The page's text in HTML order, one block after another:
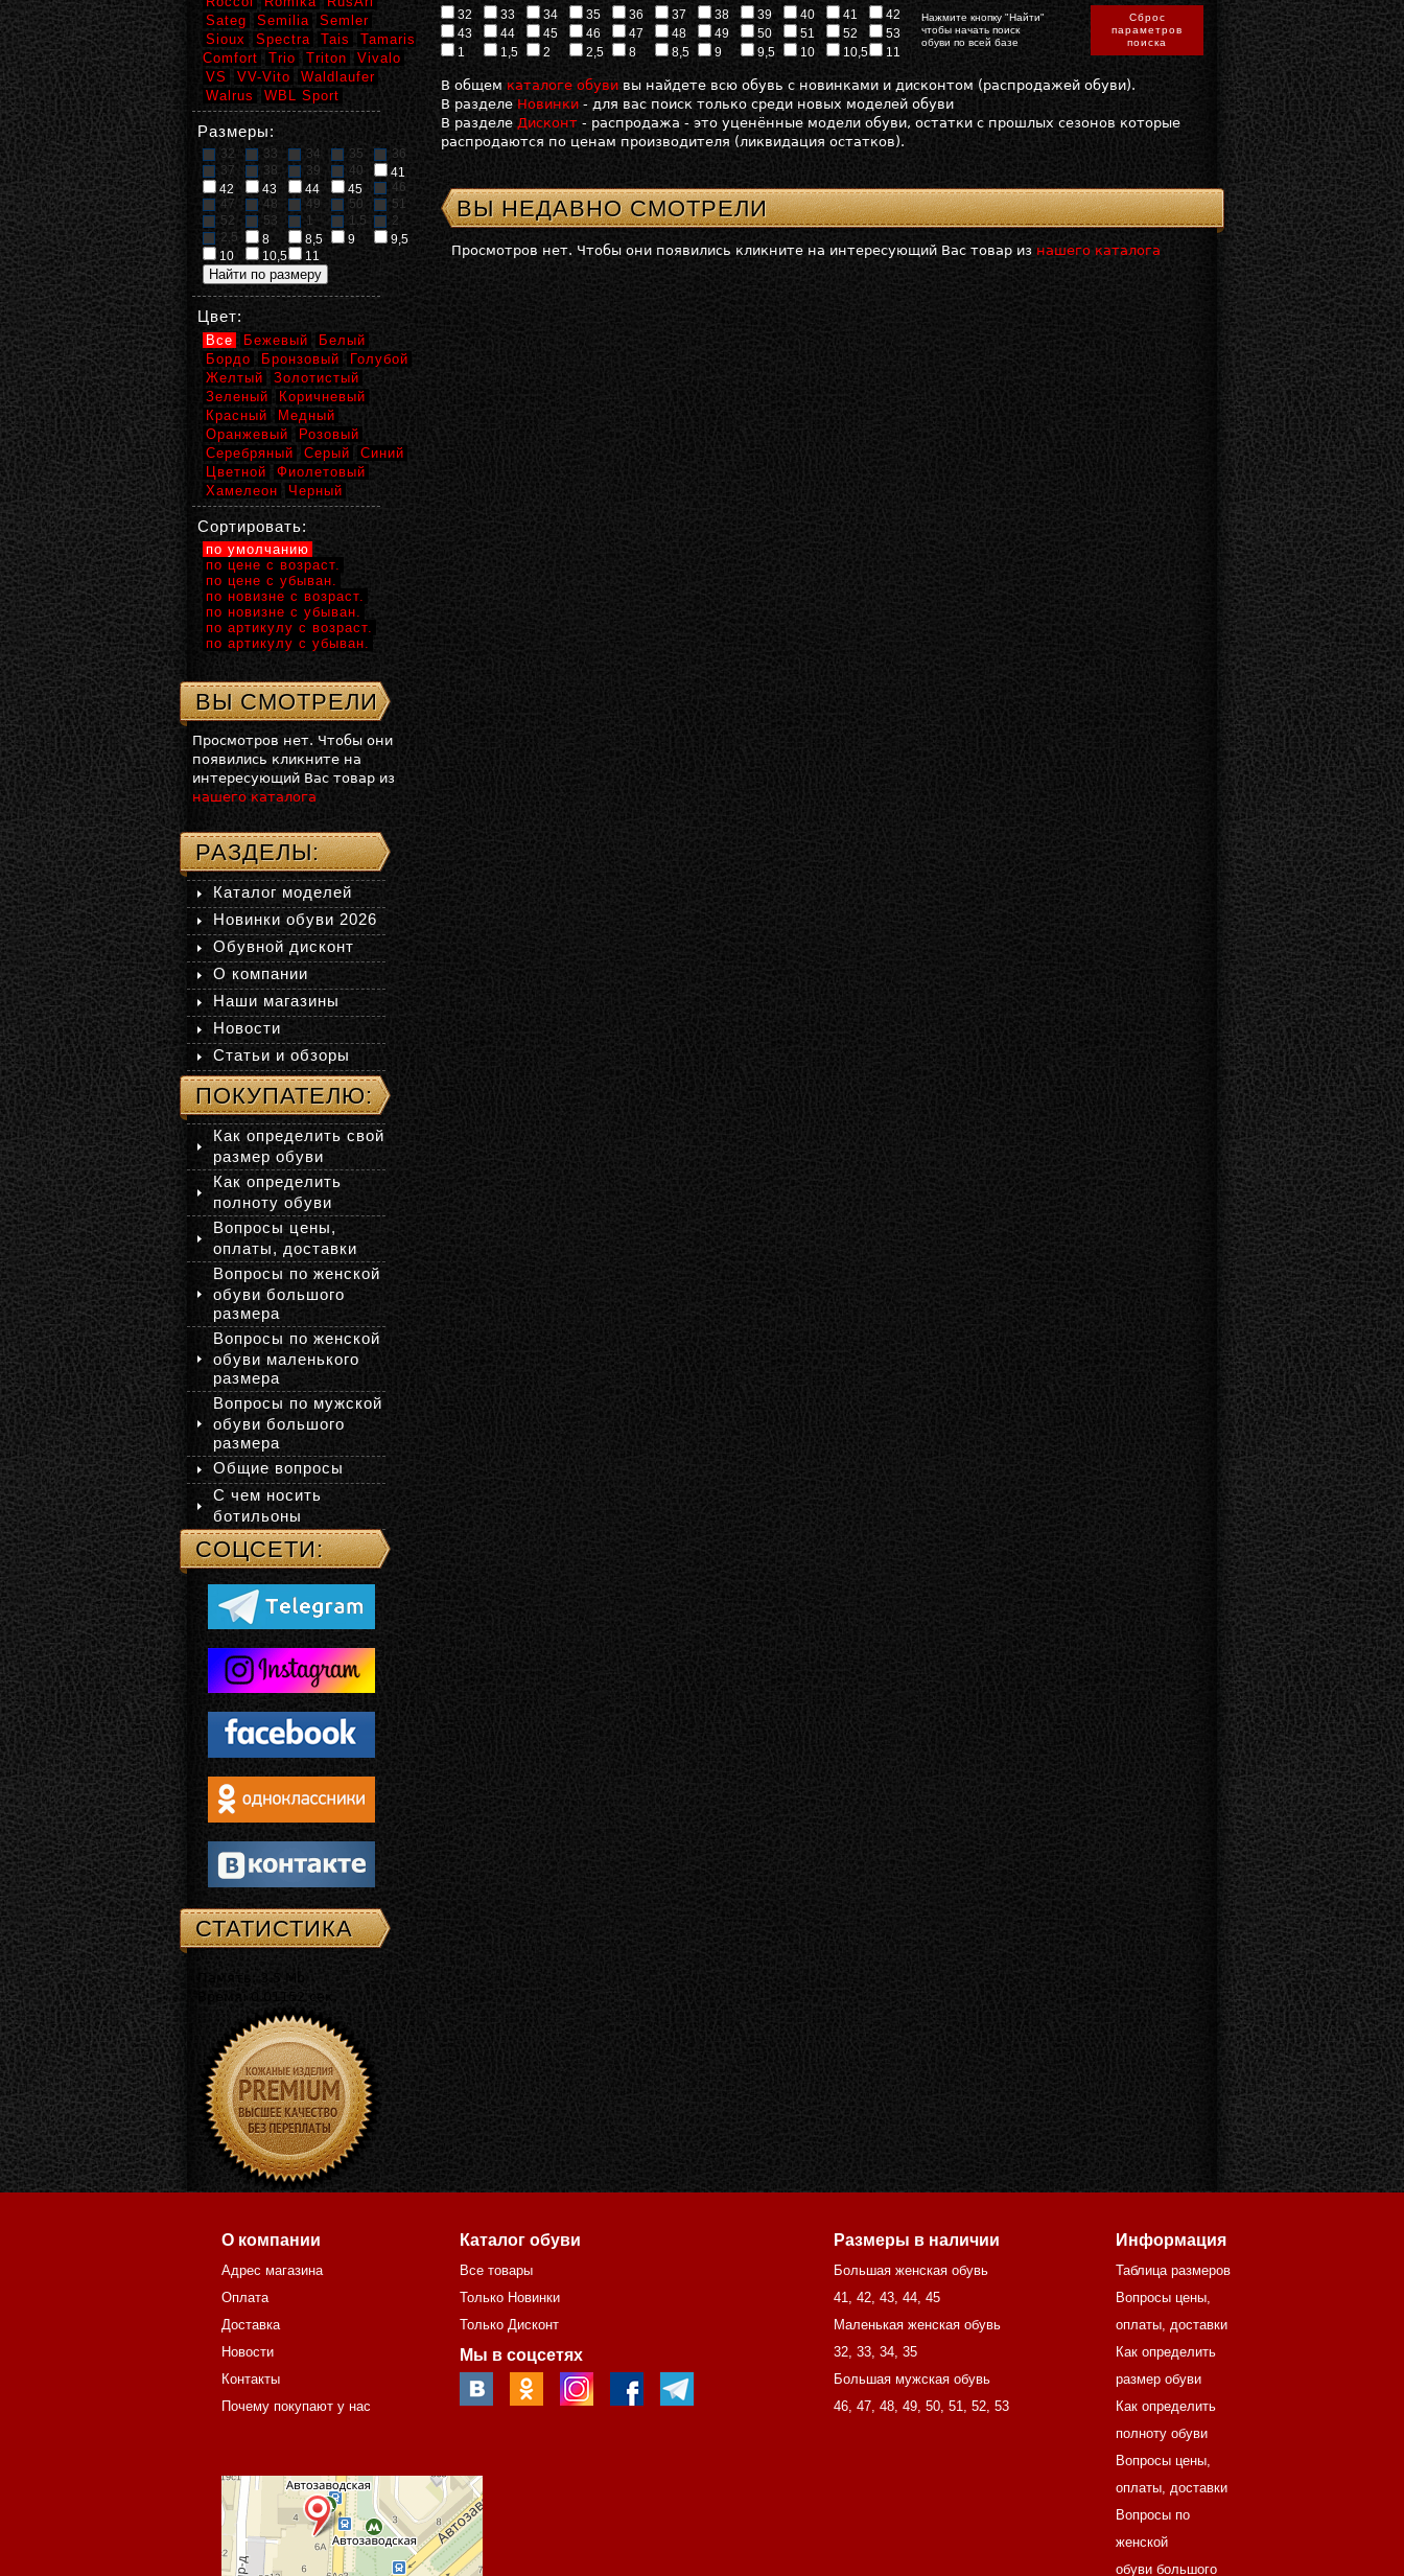
32 33 34 35 36 37 38 39 40 41
42
43
44 45 46 47 48 49 50 51 52
53
1
1,5 2 2,5 8 8,5 9 9,5 10 10,5 11
Нажмите кнопку "Найти"
чтобы начать поиск
обуви по всей базе
Сброс
параметров
поиска
В общем каталоге обуви вы найдете всю обувь с новинками и дисконтом (распродажей обуви).
В разделе Новинки - для вас поиск только среди новых моделей обуви
В разделе Дисконт - распродажа - это уценённые модели обуви, остатки с прошлых сезонов которые
распродаются по ценам производителя (ликвидация остатков).
ВЫ НЕДАВНО СМОТРЕЛИ
Просмотров нет. Чтобы они появились кликните на интересующий Вас товар из нашего каталога
Sateg
Semilia
Semler
Sioux
Spectra Tais
Tamaris
Comfort
Trio Triton
Vivalo
VS
VV-Vito
Waldlaufer
Walrus
WBL Sport
Размеры:
32 33 34 35
36
37
38 39 40
41
42
43 44 45
46
47
48 49 50
51
52
53 1 1,5
2
2,5
8 8,5 9
9,5
10
10,5 11
Цвет:
Все Бежевый
Белый
Бордо
Бронзовый
Голубой
Желтый
Золотистый
Зеленый
Коричневый
Красный
Медный
Оранжевый
Розовый
Серебряный
Серый
Синий
Цветной
Фиолетовый
Хамелеон
Черный
Сортировать:
по умолчанию
по цене с возраст.
по цене с убыван.
по новизне с возраст.
по новизне с убыван.
по артикулу с возраст.
по артикулу с убыван.
ВЫ СМОТРЕЛИ
Просмотров нет. Чтобы они
появились кликните на
интересующий Вас товар из
нашего каталога
РАЗДЕЛЫ:
Каталог моделей
Новинки обуви 2026
Обувной дисконт
О компании
Наши магазины
Новости
Статьи и обзоры
ПОКУПАТЕЛЮ:
Как определить свой
размер обуви
Как определить
полноту обуви
Вопросы цены,
оплаты, доставки
Вопросы по женской
обуви большого
размера
Вопросы по женской
обуви маленького
размера
Вопросы по мужской
обуви большого
размера
Общие вопросы
С чем носить
ботильоны
СОЦСЕТИ:
СТАТИСТИКА
Память: 3.5 Mb
Время: 0.01152 сек.
О компании
Адрес магазина
Оплата
Доставка
Новости
Контакты
Почему покупают у нас
Каталог обуви
Все товары
Только Новинки
Только Дисконт
Мы в соцсетях
Размеры в наличии
Большая женская обувь
41, 42, 43, 44, 45
Маленькая женская обувь
32, 33, 34, 35
Большая мужская обувь
46, 47, 48, 49, 50, 51, 52, 53
Информация
Таблица размеров
Вопросы цены,
оплаты, доставки
Как определить
размер обуви
Как определить
полноту обуви
Вопросы цены,
оплаты, доставки
Вопросы по
женской
обуви большого